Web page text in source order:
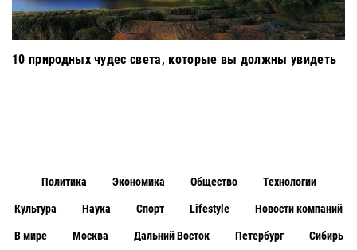
10 природных чудес света, которые вы должны увидеть
Политика Экономика Общество Технологии
Культура Наука Спорт Lifestyle Новости компаний
В мире Москва Дальний Восток Петербург Сибирь